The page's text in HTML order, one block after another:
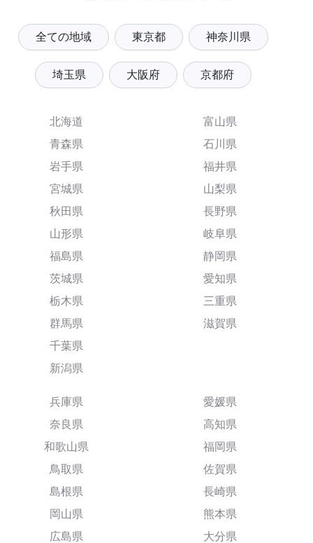
全ての地域 東京都 神奈川県
埼玉県 大阪府 京都府
北海道
青森県
岩手県
宮城県
秋田県
山形県
福島県
茨城県
栃木県
群馬県
千葉県
新潟県
富山県
石川県
福井県
山梨県
長野県
岐阜県
静岡県
愛知県
三重県
滋賀県
兵庫県
奈良県
和歌山県
鳥取県
島根県
岡山県
広島県
愛媛県
高知県
福岡県
佐賀県
長崎県
熊本県
大分県